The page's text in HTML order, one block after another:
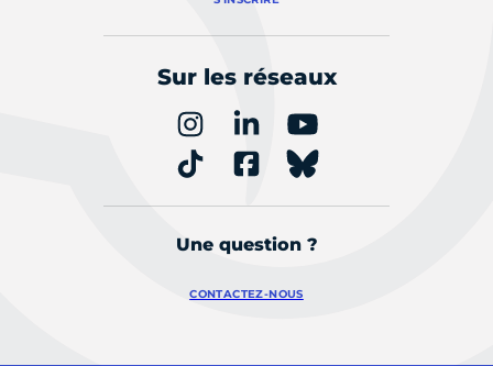
Sur les réseaux
Une question ?
CONTACTEZ-NOUS